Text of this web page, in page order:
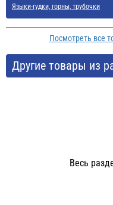
Языки-гудки, горны, трубочки
Посмотреть все
Другие товары из
Весь